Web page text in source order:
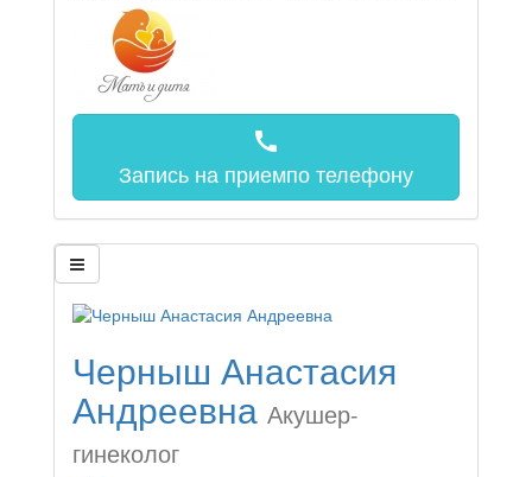
call
Запись на приемпо телефону
Черныш Анастасия
Андреевна Акушер-
гинеколог